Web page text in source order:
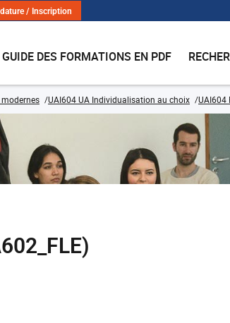
/ Inscription
GUIDE DES FORMATIONS EN PDF
modernes UAI604 UA Individualisation au choix UAI604